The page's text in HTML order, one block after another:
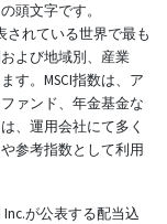
頭文字です。
されている世界で最も
よび地域別、産業
す。MSCI指数は、ア
ァンド、年金基金な
、運用会社にて多く
参考指数として利用
Inc.が公表する配当込